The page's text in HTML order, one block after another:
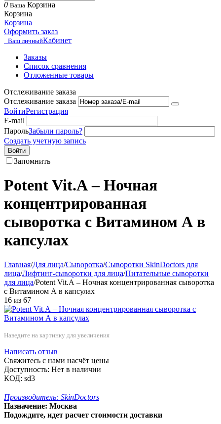
0 Ваша Корзина
Корзина
Корзина
Оформить заказ
Ваш личныйКабинет
Заказы
Список сравнения
Отложенные товары
Отслеживание заказа
Отслеживание заказа
ВойтиРегистрация
E-mail
ПарольЗабыли пароль?
Создать учетную запись
Войти
Запомнить
Potent Vit.А – Ночная
концентрированная
сыворотка с Витамином А в
капсулах
Главная/Для лица/Сыворотка/Сыворотки SkinDoctors для
лица/Лифтинг-сыворотки для лица/Питательные сыворотки
для лица/Potent Vit.А – Ночная концентрированная сыворотка
с Витамином А в капсулах
16 из 67
Наведите на картинку для увеличения
Написать отзыв
Свяжитесь с нами насчёт цены
Доступность: Нет в наличии
КОД: sd3
Производитель: SkinDoctors
Назначение: Москва
Подождите, идет расчет стоимости доставки